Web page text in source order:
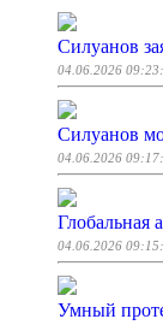
Силуанов
04.06.2026
Силуанов
04.06.2026
Глобальная
04.06.2026
Умный